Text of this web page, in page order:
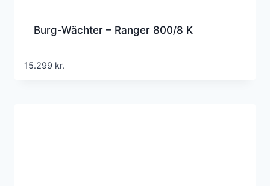
Burg-Wächter – Ranger 800/8 K
15.299 kr.